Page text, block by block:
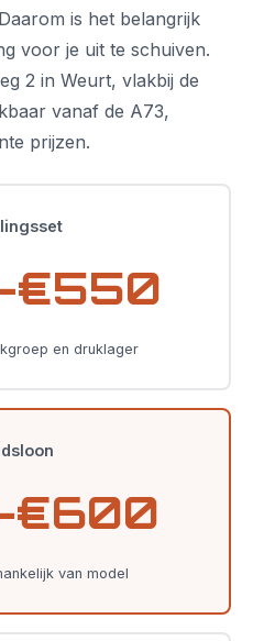
is het belangrijk
voor je uit te schuiven.
2 in Weurt, vlakbij de
vanaf de A73,
prijzen.
€550
en druklager
€600
van model